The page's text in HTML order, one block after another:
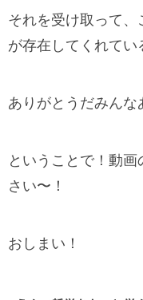
それを受け取って、
が存在してくれてい
ありがとうだみんな
ということで！動
さい〜！
おしまい！